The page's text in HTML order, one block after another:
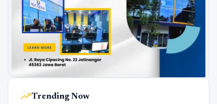
trending_upTrending Now